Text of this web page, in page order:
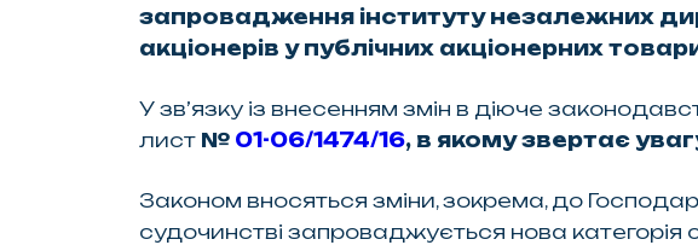
запровадження інституту незалежних
акціонерів у публічних акціонерних
У зв’язку із внесенням змін в діюче
лист № 01-06/1474/16, в якому звертає
Законом вносяться зміни, зокрема, до
судочинстві запроваджується нова